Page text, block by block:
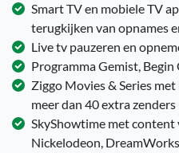
Smart TV en mobiele TV
terugkijken van opnames
Live tv pauzeren en
Programma Gemist,
Ziggo Movies & Series
meer dan 40 extra zenders
SkyShowtime met content
Nickelodeon,